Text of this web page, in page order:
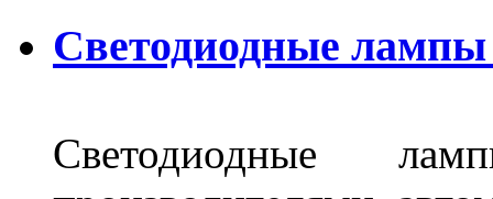
Светодиодные
Светодиодные